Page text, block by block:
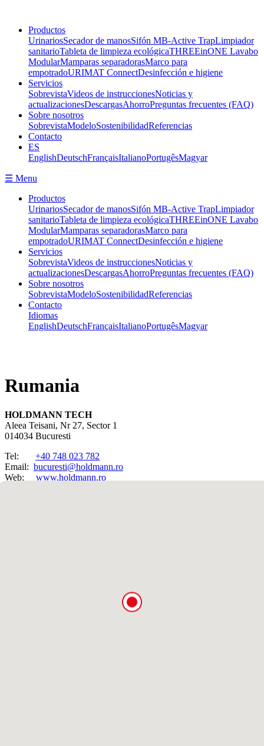
Productos
UrinariosSecador de manosSifón MB-Active TrapLimpiador
sanitarioTableta de limpieza ecológicaTHREEinONE Lavabo
ModularMamparas separadorasMarco para
empotradoURIMAT ConnectDesinfección e higiene
Servicios
SobrevistaVideos de instruccionesNoticias y
actualizacionesDescargasAhorroPreguntas frecuentes (FAQ)
Sobre nosotros
SobrevistaModeloSostenibilidadReferencias
Contacto
ES
EnglishDeutschFrançaisItalianoPortugêsMagyar
☰ Menu
Productos
UrinariosSecador de manosSifón MB-Active TrapLimpiador
sanitarioTableta de limpieza ecológicaTHREEinONE Lavabo
ModularMamparas separadorasMarco para
empotradoURIMAT ConnectDesinfección e higiene
Servicios
SobrevistaVideos de instruccionesNoticias y
actualizacionesDescargasAhorroPreguntas frecuentes (FAQ)
Sobre nosotros
SobrevistaModeloSostenibilidadReferencias
Contacto
Idiomas
EnglishDeutschFrançaisItalianoPortugêsMagyar
Rumania
HOLDMANN TECH
Aleea Teisani, Nr 27, Sector 1
014034 Bucuresti
Tel: +40 748 023 782
Email: bucuresti@holdmann.ro
Web: www.holdmann.ro